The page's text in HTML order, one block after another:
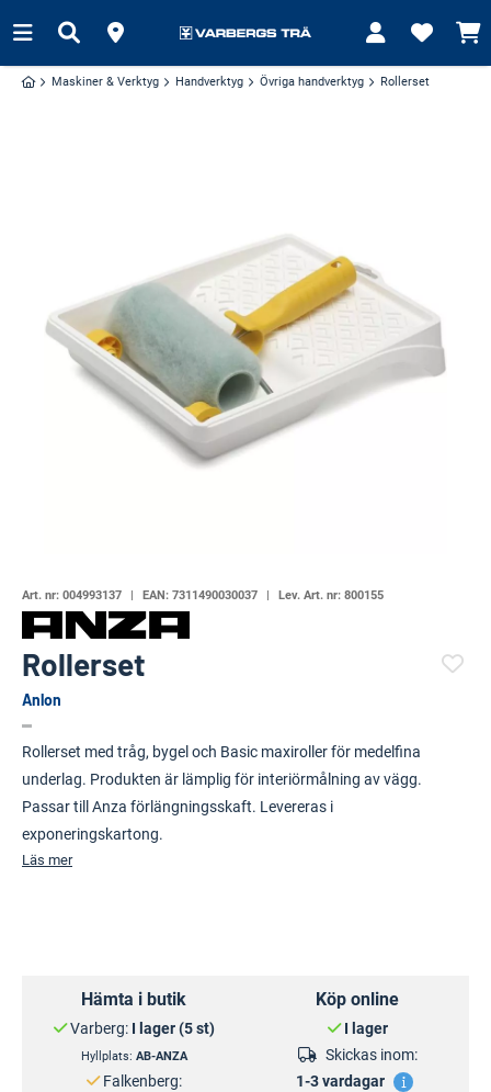
Maskiner & Verktyg Handverktyg Övriga handverktyg Rollerset
Art. nr: 004993137 EAN: 7311490030037 Lev. Art. nr: 800155
Rollerset
Anlon
Rollerset med tråg, bygel och Basic maxiroller för medelfina
underlag. Produkten är lämplig för interiörmålning av vägg.
Passar till Anza förlängningsskaft. Levereras i
exponeringskartong.
Läs mer
Hämta i butik
Varberg: I lager (5 st)
Hyllplats: AB-ANZA
Falkenberg:
Köp online
I lager
Skickas inom:
1-3 vardagar